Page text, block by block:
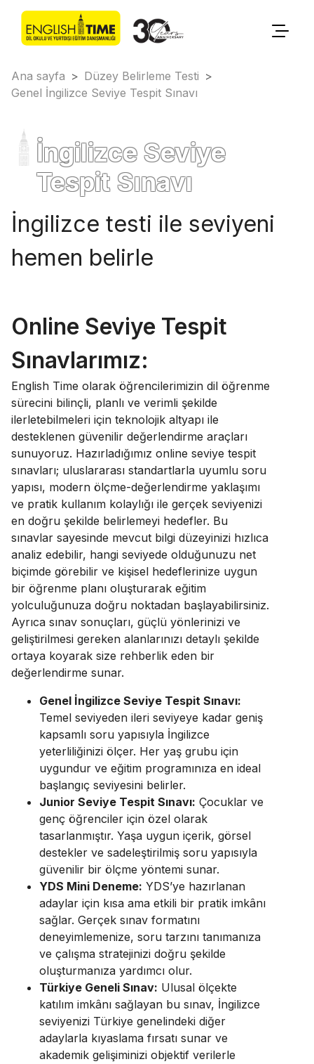
Ana sayfa > Düzey Belirleme Testi >
Genel İngilizce Seviye Tespit Sınavı
İngilizce Seviye
Tespit Sınavı
İngilizce testi ile seviyeni
hemen belirle
Online Seviye Tespit
Sınavlarımız:
English Time olarak öğrencilerimizin dil öğrenme
sürecini bilinçli, planlı ve verimli şekilde
ilerletebilmeleri için teknolojik altyapı ile
desteklenen güvenilir değerlendirme araçları
sunuyoruz. Hazırladığımız online seviye tespit
sınavları; uluslararası standartlarla uyumlu soru
yapısı, modern ölçme-değerlendirme yaklaşımı
ve pratik kullanım kolaylığı ile gerçek seviyenizi
en doğru şekilde belirlemeyi hedefler. Bu
sınavlar sayesinde mevcut bilgi düzeyinizi hızlıca
analiz edebilir, hangi seviyede olduğunuzu net
biçimde görebilir ve kişisel hedeflerinize uygun
bir öğrenme planı oluşturarak eğitim
yolculuğunuza doğru noktadan başlayabilirsiniz.
Ayrıca sınav sonuçları, güçlü yönlerinizi ve
geliştirilmesi gereken alanlarınızı detaylı şekilde
ortaya koyarak size rehberlik eden bir
değerlendirme sunar.
Genel İngilizce Seviye Tespit Sınavı:
Temel seviyeden ileri seviyeye kadar geniş
kapsamlı soru yapısıyla İngilizce
yeterliliğinizi ölçer. Her yaş grubu için
uygundur ve eğitim programınıza en ideal
başlangıç seviyesini belirler.
Junior Seviye Tespit Sınavı: Çocuklar ve
genç öğrenciler için özel olarak
tasarlanmıştır. Yaşa uygun içerik, görsel
destekler ve sadeleştirilmiş soru yapısıyla
güvenilir bir ölçme yöntemi sunar.
YDS Mini Deneme: YDS’ye hazırlanan
adaylar için kısa ama etkili bir pratik imkânı
sağlar. Gerçek sınav formatını
deneyimlemenize, soru tarzını tanımanıza
ve çalışma stratejinizi doğru şekilde
oluşturmanıza yardımcı olur.
Türkiye Geneli Sınav: Ulusal ölçekte
katılım imkânı sağlayan bu sınav, İngilizce
seviyenizi Türkiye genelindeki diğer
adaylarla kıyaslama fırsatı sunar ve
akademik gelişiminizi objektif verilerle